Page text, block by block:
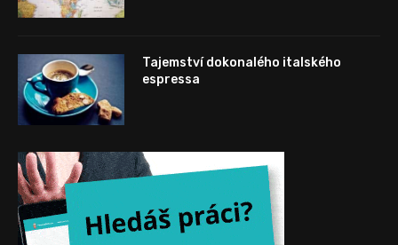
Tajemství dokonalého italského
espressa